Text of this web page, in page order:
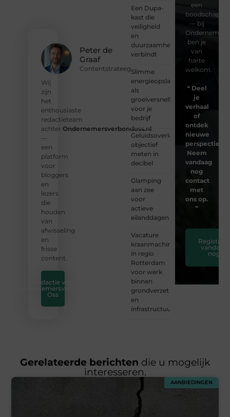
Peter de
Graaf
Contentstrateeg
Wij
zijn
het
enthousiaste
redactieteam
achter Ondernemersverbondoss.nl
—
een
platform
voor
bloggers
en
lezers
die
houden
van
afwisseling
en
frisse
content.
Redactie van
Ondernemersverbond
Oss
Een Dupa-
kast die
veiligheid
en
duurzaamheid
verbindt
Slimme
energieopslag
als
groeiversneller
voor je
bedrijf
Geluidsoverlast
objectief
meten in
decibel
Glamping
aan zee
voor
actieve
eilanddagen
Vacature
kraanmachinist
in regio
Rotterdam
voor werk
binnen
grondverzet
en
infrastructuur
een
boodschap
— bij
ben je
van
harte
welkom.
❝ Deel
je
verhaal
of
ontdek
nieuwe
Neem
vandaag
nog
contact
met
ons op.
❞
Registreer
vandaag
nog
Gerelateerde berichten die u mogelijk
interesseren.
AANBIEDINGEN